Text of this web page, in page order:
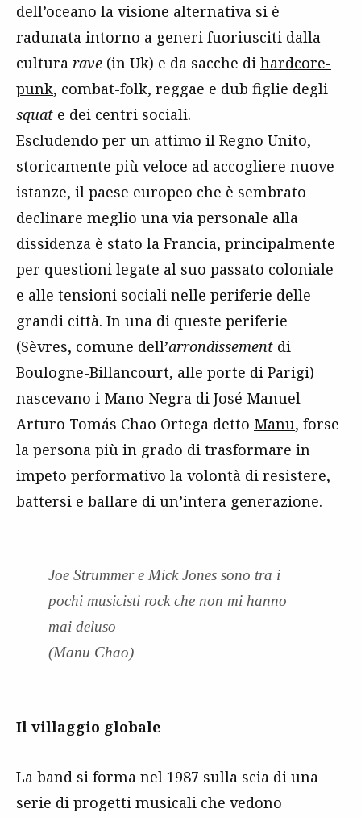
dell’oceano la visione alternativa si è
radunata intorno a generi fuoriusciti dalla
cultura rave (in Uk) e da sacche di hardcore-
punk, combat-folk, reggae e dub figlie degli
squat e dei centri sociali.
Escludendo per un attimo il Regno Unito,
storicamente più veloce ad accogliere nuove
istanze, il paese europeo che è sembrato
declinare meglio una via personale alla
dissidenza è stato la Francia, principalmente
per questioni legate al suo passato coloniale
e alle tensioni sociali nelle periferie delle
grandi città. In una di queste periferie
(Sèvres, comune dell’arrondissement di
Boulogne-Billancourt, alle porte di Parigi)
nascevano i Mano Negra di José Manuel
Arturo Tomás Chao Ortega detto Manu, forse
la persona più in grado di trasformare in
impeto performativo la volontà di resistere,
battersi e ballare di un’intera generazione.
Joe Strummer e Mick Jones sono tra i
pochi musicisti rock che non mi hanno
mai deluso
(Manu Chao)
Il villaggio globale
La band si forma nel 1987 sulla scia di una
serie di progetti musicali che vedono